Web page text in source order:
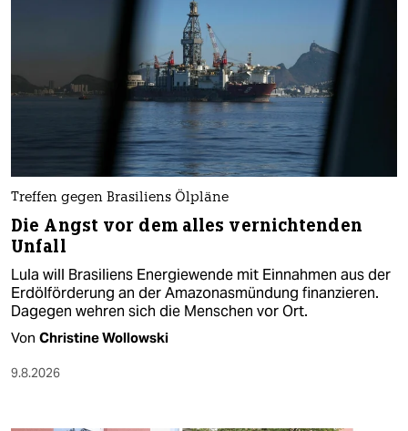
Treffen gegen Brasiliens Ölpläne
Die Angst vor dem alles vernichtenden
Unfall
Lula will Brasiliens Energiewende mit Einnahmen aus der
Erdölförderung an der Amazonasmündung finanzieren.
Dagegen wehren sich die Menschen vor Ort.
Von Christine Wollowski
9.8.2026